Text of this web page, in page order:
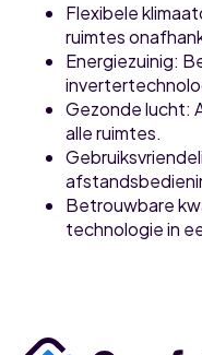
Flexibele
ruimtes
Energiezuinig:
Gezonde lucht:
alle ruimtes.
Betrouwbare
technologie in